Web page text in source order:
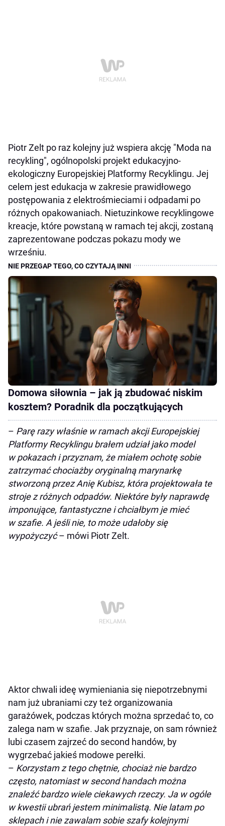
Piotr Zelt po raz kolejny już wspiera akcję "Moda na
recykling", ogólnopolski projekt edukacyjno-
ekologiczny Europejskiej Platformy Recyklingu. Jej
celem jest edukacja w zakresie prawidłowego
postępowania z elektrośmieciami i odpadami po
różnych opakowaniach. Nietuzinkowe recyklingowe
kreacje, które powstaną w ramach tej akcji, zostaną
zaprezentowane podczas pokazu mody we
wrześniu.
Domowa siłownia – jak ją zbudować niskim
kosztem? Poradnik dla początkujących
– Parę razy właśnie w ramach akcji Europejskiej
Platformy Recyklingu brałem udział jako model
w pokazach i przyznam, że miałem ochotę sobie
zatrzymać chociażby oryginalną marynarkę
stworzoną przez Anię Kubisz, która projektowała te
stroje z różnych odpadów. Niektóre były naprawdę
imponujące, fantastyczne i chciałbym je mieć
w szafie. A jeśli nie, to może udałoby się
wypożyczyć– mówi Piotr Zelt.
Aktor chwali ideę wymieniania się niepotrzebnymi
nam już ubraniami czy też organizowania
garażówek, podczas których można sprzedać to, co
zalega nam w szafie. Jak przyznaje, on sam również
lubi czasem zajrzeć do second handów, by
wygrzebać jakieś modowe perełki.
– Korzystam z tego chętnie, chociaż nie bardzo
często, natomiast w second handach można
znaleźć bardzo wiele ciekawych rzeczy. Ja w ogóle
w kwestii ubrań jestem minimalistą. Nie latam po
sklepach i nie zawalam sobie szafy kolejnymi